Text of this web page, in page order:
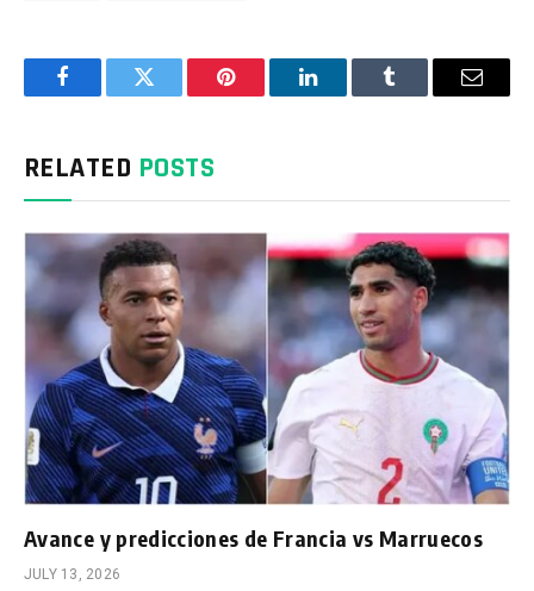
FacebookTwitter Pinterest LinkedInTumblr Email
RELATED POSTS
Avance y predicciones de Francia vs Marruecos
JULY 13, 2026